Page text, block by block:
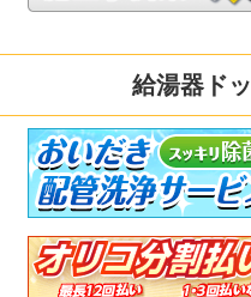
給湯器ド